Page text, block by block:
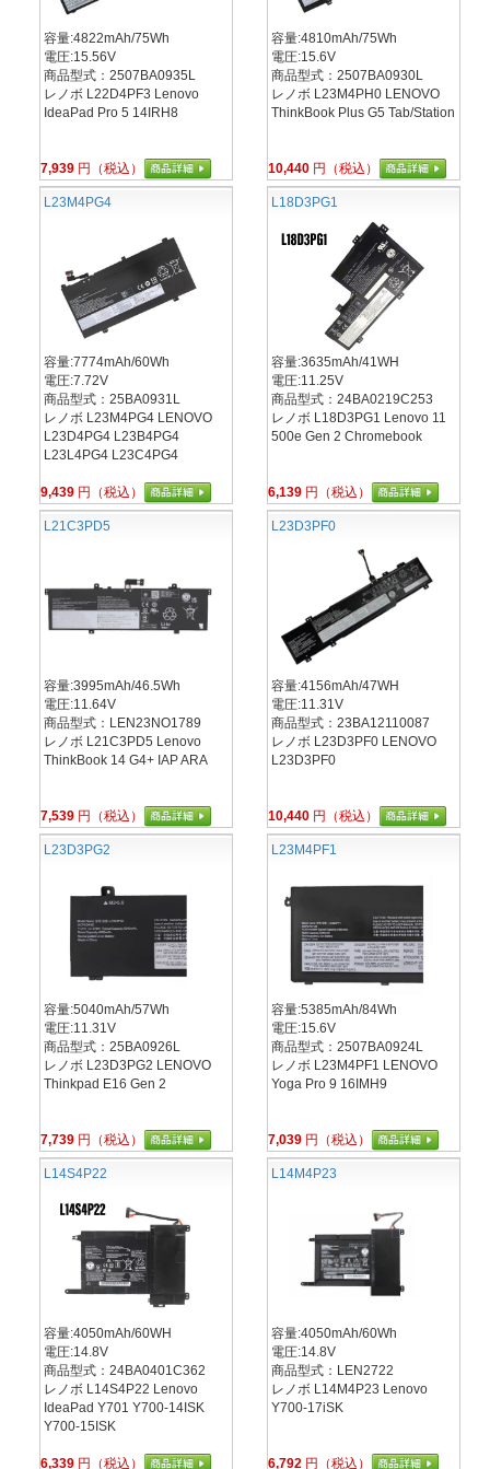
容量:4822mAh/75Wh
電圧:15.56V
商品型式：2507BA0935L
レノボ L22D4PF3 Lenovo
IdeaPad Pro 5 14IRH8
7,939 円（税込）
容量:4810mAh/75Wh
電圧:15.6V
商品型式：2507BA0930L
レノボ L23M4PH0 LENOVO
ThinkBook Plus G5 Tab/Station
10,440 円（税込）
L23M4PG4
容量:7774mAh/60Wh
電圧:7.72V
商品型式：25BA0931L
レノボ L23M4PG4 LENOVO
L23D4PG4 L23B4PG4
L23L4PG4 L23C4PG4
9,439 円（税込）
L18D3PG1
容量:3635mAh/41WH
電圧:11.25V
商品型式：24BA0219C253
レノボ L18D3PG1 Lenovo 11
500e Gen 2 Chromebook
6,139 円（税込）
L21C3PD5
容量:3995mAh/46.5Wh
電圧:11.64V
商品型式：LEN23NO1789
レノボ L21C3PD5 Lenovo
ThinkBook 14 G4+ IAP ARA
7,539 円（税込）
L23D3PF0
容量:4156mAh/47WH
電圧:11.31V
商品型式：23BA12110087
レノボ L23D3PF0 LENOVO
L23D3PF0
10,440 円（税込）
L23D3PG2
容量:5040mAh/57Wh
電圧:11.31V
商品型式：25BA0926L
レノボ L23D3PG2 LENOVO
Thinkpad E16 Gen 2
7,739 円（税込）
L23M4PF1
容量:5385mAh/84Wh
電圧:15.6V
商品型式：2507BA0924L
レノボ L23M4PF1 LENOVO
Yoga Pro 9 16IMH9
7,039 円（税込）
L14S4P22
容量:4050mAh/60WH
電圧:14.8V
商品型式：24BA0401C362
レノボ L14S4P22 Lenovo
IdeaPad Y701 Y700-14ISK
Y700-15ISK
6,339 円（税込）
L14M4P23
容量:4050mAh/60Wh
電圧:14.8V
商品型式：LEN2722
レノボ L14M4P23 Lenovo
Y700-17iSK
6,792 円（税込）